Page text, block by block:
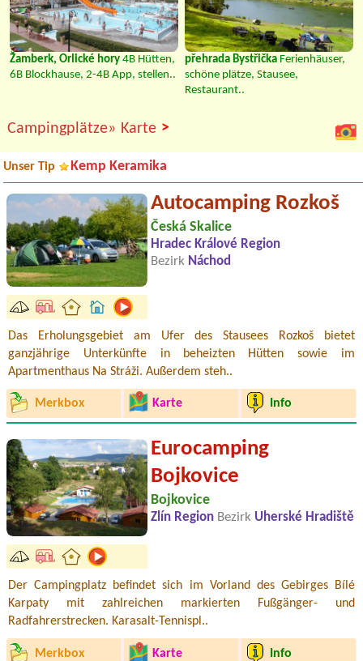
Žamberk, Orlické hory 4B Hütten,
6B Blockhause, 2-4B App, stellen..
přehrada Bystřička Ferienhäuser,
schöne plätze, Stausee,
Restaurant..
Campingplätze» Karte >
Unser Tip Kemp Keramika
Autocamping Rozkoš
Česká Skalice
Hradec Králové Region
Bezirk Náchod
Das Erholungsgebiet am Ufer des Stausees Rozkoš bietet
ganzjährige Unterkünfte in beheizten Hütten sowie im
Apartmenthaus Na Stráži. Außerdem steh..
Merkbox Karte Info
Eurocamping
Bojkovice
Bojkovice
Zlín Region Bezirk Uherské Hradiště
Der Campingplatz befindet sich im Vorland des Gebirges Bílé
Karpaty mit zahlreichen markierten Fußgänger- und
Radfahrerstrecken. Karasalt-Tennispl..
Merkbox Karte Info